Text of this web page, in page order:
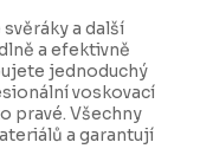
a další
a efektivně
jednoduchý
voskovací
pravé. Všechny
a garantují